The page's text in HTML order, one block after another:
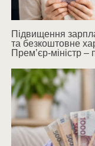
Підвищення
та безкоштовне
Прем’єр-міністр –